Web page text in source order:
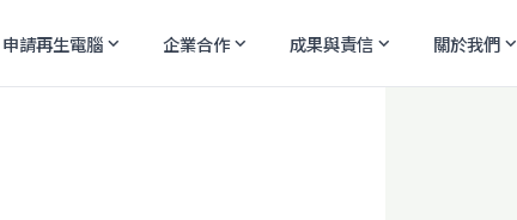
申請再生電腦expand_more 企業合作expand_more 成果與責信expand_more 關於我們expand_more